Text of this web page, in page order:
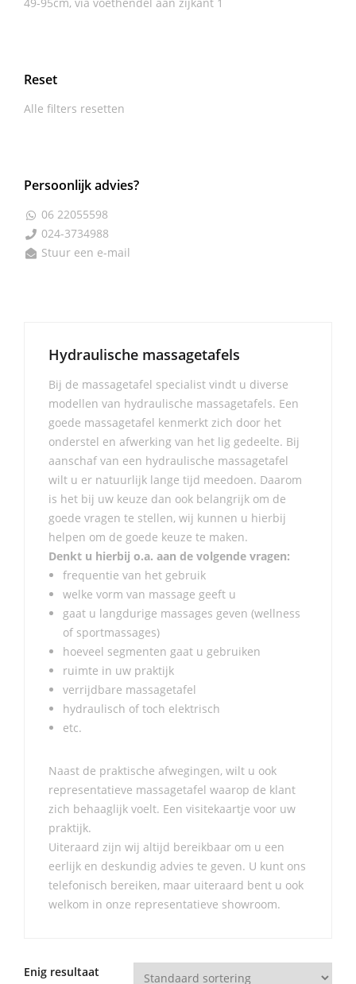
Reset
Alle filters resetten
Persoonlijk advies?
 06 22055598
 024-3734988
 Stuur een e-mail
Hydraulische massagetafels
Bij de massagetafel specialist vindt u diverse
modellen van hydraulische massagetafels. Een
goede massagetafel kenmerkt zich door het
onderstel en afwerking van het lig gedeelte. Bij
aanschaf van een hydraulische massagetafel
wilt u er natuurlijk lange tijd meedoen. Daarom
is het bij uw keuze dan ook belangrijk om de
goede vragen te stellen, wij kunnen u hierbij
helpen om de goede keuze te maken.
Denkt u hierbij o.a. aan de volgende vragen:
frequentie van het gebruik
welke vorm van massage geeft u
gaat u langdurige massages geven (wellness
of sportmassages)
hoeveel segmenten gaat u gebruiken
ruimte in uw praktijk
verrijdbare massagetafel
hydraulisch of toch elektrisch
etc.
Naast de praktische afwegingen, wilt u ook
representatieve massagetafel waarop de klant
zich behaaglijk voelt. Een visitekaartje voor uw
praktijk.
Uiteraard zijn wij altijd bereikbaar om u een
eerlijk en deskundig advies te geven. U kunt ons
telefonisch bereiken, maar uiteraard bent u ook
welkom in onze representatieve showroom.
Enig resultaat